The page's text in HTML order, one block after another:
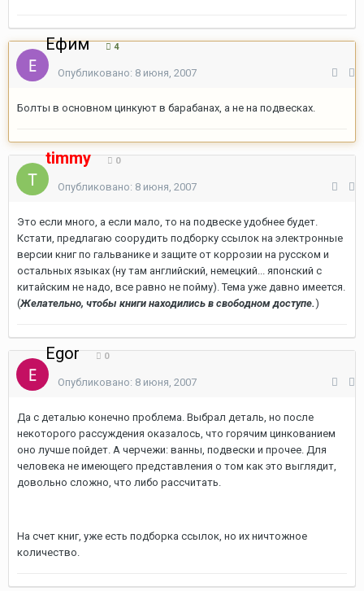
Ефим 4
Опубликовано: 8 июня, 2007
Болты в основном цинкуют в барабанах, а не на подвесках.
timmy 0
Опубликовано: 8 июня, 2007
Это если много, а если мало, то на подвеске удобнее будет.
Кстати, предлагаю соорудить подборку ссылок на электронные
версии книг по гальванике и защите от коррозии на русском и
остальных языках (ну там английский, немецкий... японский с
китайским не надо, все равно не пойму). Тема уже давно имеется.
(Желательно, чтобы книги находились в свободном доступе.)
Egor 0
Опубликовано: 8 июня, 2007
Да с деталью конечно проблема. Выбрал деталь, но после
некоторого рассуждения оказалось, что горячим цинкованием
оно лучше пойдет. А черчежи: ванны, подвески и прочее. Для
человека не имеющего представления о том как это выглядит,
довольно сложно, что либо рассчитать.
На счет книг, уже есть подборка ссылок, но их ничтожное
количество.